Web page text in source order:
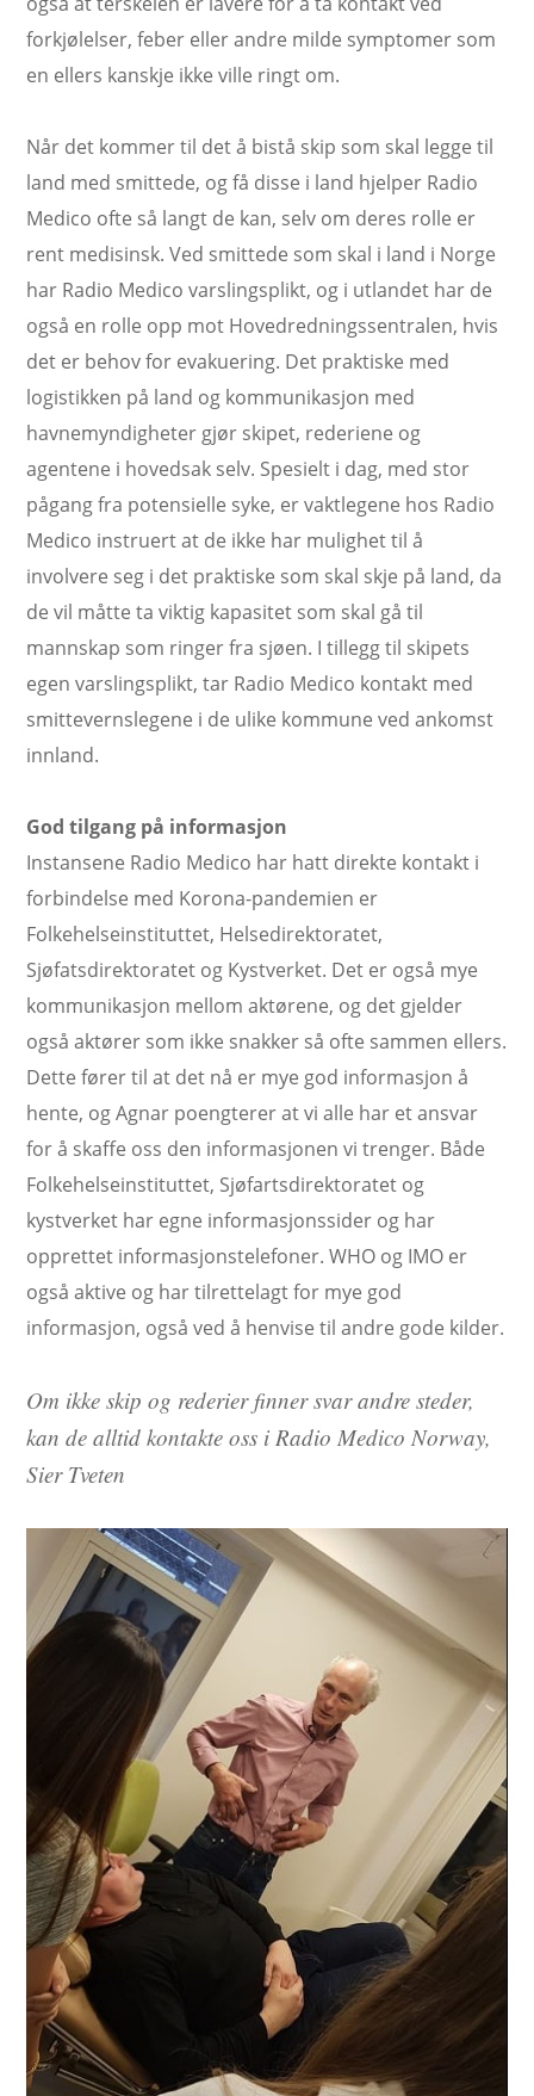
forkjølelser, feber eller andre milde symptomer som
en ellers kanskje ikke ville ringt om.
Når det kommer til det å bistå skip som skal legge til
land med smittede, og få disse i land hjelper Radio
Medico ofte så langt de kan, selv om deres rolle er
rent medisinsk. Ved smittede som skal i land i Norge
har Radio Medico varslingsplikt, og i utlandet har de
også en rolle opp mot Hovedredningssentralen, hvis
det er behov for evakuering. Det praktiske med
logistikken på land og kommunikasjon med
havnemyndigheter gjør skipet, rederiene og
agentene i hovedsak selv. Spesielt i dag, med stor
pågang fra potensielle syke, er vaktlegene hos Radio
Medico instruert at de ikke har mulighet til å
involvere seg i det praktiske som skal skje på land, da
de vil måtte ta viktig kapasitet som skal gå til
mannskap som ringer fra sjøen. I tillegg til skipets
egen varslingsplikt, tar Radio Medico kontakt med
smittevernslegene i de ulike kommune ved ankomst
innland.
God tilgang på informasjon
Instansene Radio Medico har hatt direkte kontakt i
forbindelse med Korona-pandemien er
Folkehelseinstituttet, Helsedirektoratet,
Sjøfatsdirektoratet og Kystverket. Det er også mye
kommunikasjon mellom aktørene, og det gjelder
også aktører som ikke snakker så ofte sammen ellers.
Dette fører til at det nå er mye god informasjon å
hente, og Agnar poengterer at vi alle har et ansvar
for å skaffe oss den informasjonen vi trenger. Både
Folkehelseinstituttet, Sjøfartsdirektoratet og
kystverket har egne informasjonssider og har
opprettet informasjonstelefoner. WHO og IMO er
også aktive og har tilrettelagt for mye god
informasjon, også ved å henvise til andre gode kilder.
Om ikke skip og rederier finner svar andre steder,
kan de alltid kontakte oss i Radio Medico Norway,
Sier Tveten